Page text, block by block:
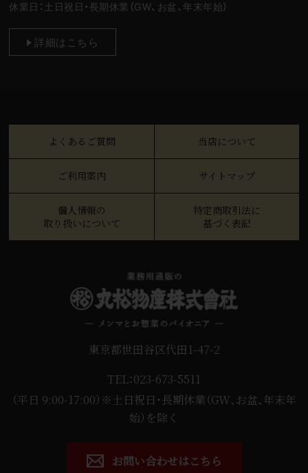
休業日：土日祝日・長期休業（GW、お盆、年末年始）
詳細はこちら
よくあるご質問 当店について
ご利用案内 サイトマップ
個人情報の
取り扱いについて
特定商取引法に
基づく表記
東京都世田谷区代田1-47-2
TEL：023-673-5511
（平日 9:00-17:00）※土日祝日・長期休業（GW、お盆、年末年
始）を除く
お問い合わせはこちら